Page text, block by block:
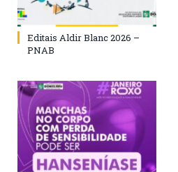
Editais Aldir Blanc 2026 –
PNAB